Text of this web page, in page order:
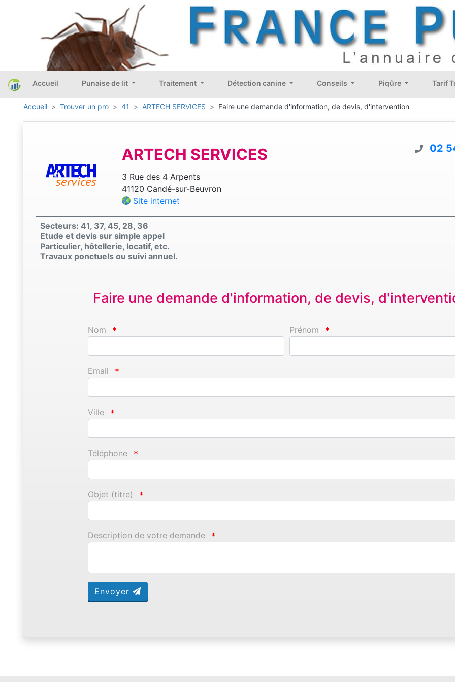
Accueil Punaise de lit Traitement Détection canine Conseils Piqûre Tarif
Accueil Trouver un pro 41 ARTECH SERVICES Faire une demande d'information, de devis, d'intervention
ARTECH SERVICES
3 Rue des 4 Arpents
41120 Candé-sur-Beuvron
Site internet
02
Secteurs: 41, 37, 45, 28, 36
Etude et devis sur simple appel
Particulier, hôtellerie, locatif, etc.
Travaux ponctuels ou suivi annuel.
Faire une demande d'information, de devis,
Nom * Prénom *
Email *
Ville *
Téléphone *
Objet (titre) *
Description de votre demande *
Envoyer